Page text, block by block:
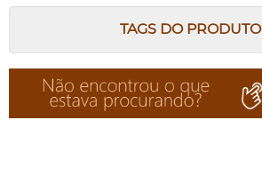
TAGS DO PRODUTO